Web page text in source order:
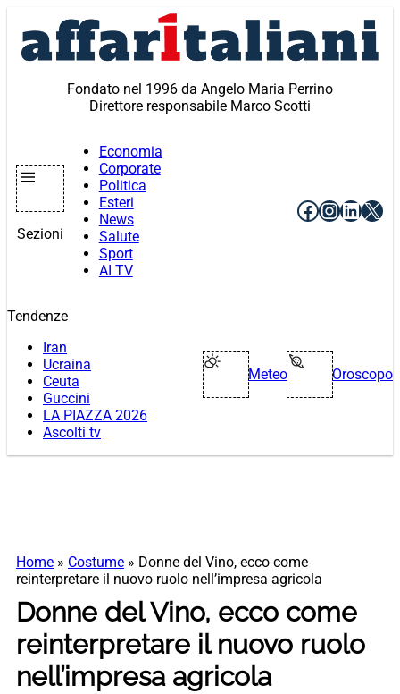
contenuto
Fondato nel 1996 da Angelo Maria Perrino
Direttore responsabile Marco Scotti
Sezioni
Economia
Corporate
Politica
Esteri
News
Salute
Sport
AI TV
Facebook
X
Tendenze
Iran
Ucraina
Ceuta
Guccini
LA PIAZZA 2026
Ascolti tv
Meteo Oroscopo
Home » Costume » Donne del Vino, ecco come
reinterpretare il nuovo ruolo nell’impresa agricola
Donne del Vino, ecco come
reinterpretare il nuovo ruolo
nell’impresa agricola